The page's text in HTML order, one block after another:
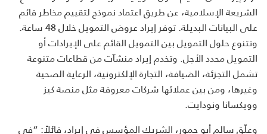
الشريعة الإسلامية، عن طريق اعتماد نموذج لتقييم مخاطر قائم
على البيانات البديلة. توفر إيراد عروض التمويل خلال 48 ساعة.
وتتنوع حلول التمويل بين التمويل القائم على الإيرادات أو
التمويل محدد الأجل. وتخدم إيراد منشآت من قطاعات متنوعة
تشمل التجزئة، الضيافة، التجارة الإلكترونية، الرعاية الصحية
وغيرها، ومن بين عملائها شركات معروفة مثل منصة كيز
وويكسانا ونودايت.
وعلّق سالم أبو حمور، الشريك المؤسس في إيراد، قائلاً: “في